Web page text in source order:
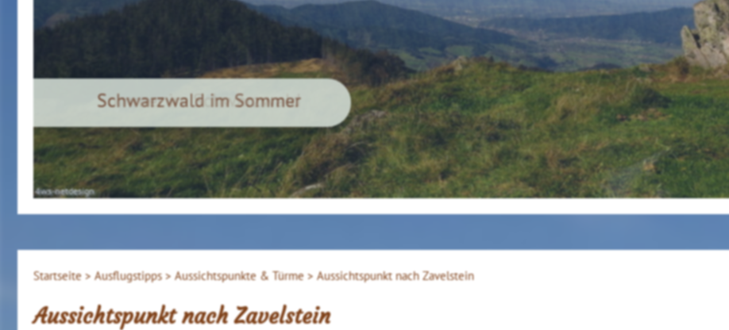
iStockphoto.com
Sommer im Schwarzwald
Startseite > Ausflugstipps > Aussichtspunkte & Türme > Aussichtspunkt nach Zavelstein
Aussichtspunkt nach Zavelstein